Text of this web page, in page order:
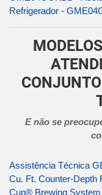
Refrigerador -
E não se
Assistência Técnica
Cu. Ft. Counter-Depth
Cup® Brewing